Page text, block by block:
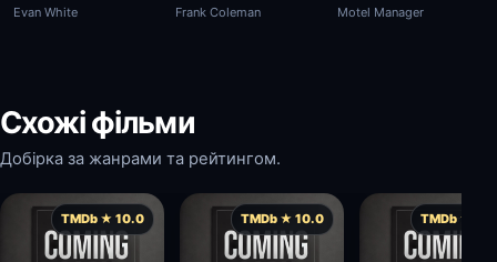
Evan White Frank Coleman Motel Manager
Схожі фільми
Добірка за жанрами та рейтингом.
TMDb ★ 10.0 TMDb ★ 10.0 TMDb ★